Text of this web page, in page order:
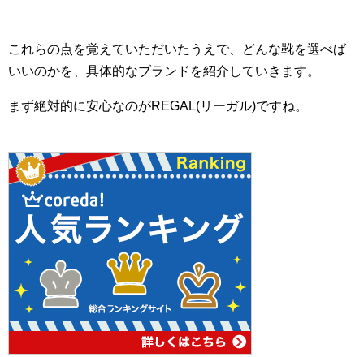
これらの点を覚えていただいたうえで、どんな靴を選べば
いいのかを、具体的なブランドを紹介していきます。
まず絶対的に安心なのがREGAL(リーガル)ですね。